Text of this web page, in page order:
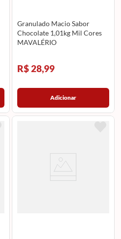
Granulado Macio Sabor
Chocolate 1,01kg Mil Cores
MAVALÉRIO
R$ 28,99
Adicionar